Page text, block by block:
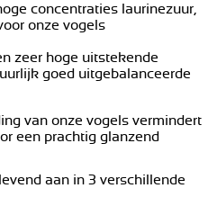
concentraties laurinezuur,
onze vogels
zeer hoge uitstekende
goed uitgebalanceerde
van onze vogels vermindert
een prachtig glanzend
aan in 3 verschillende